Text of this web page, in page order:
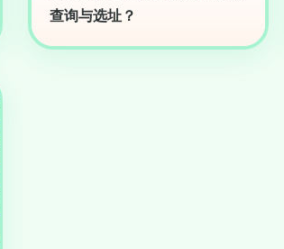
查询与选址？